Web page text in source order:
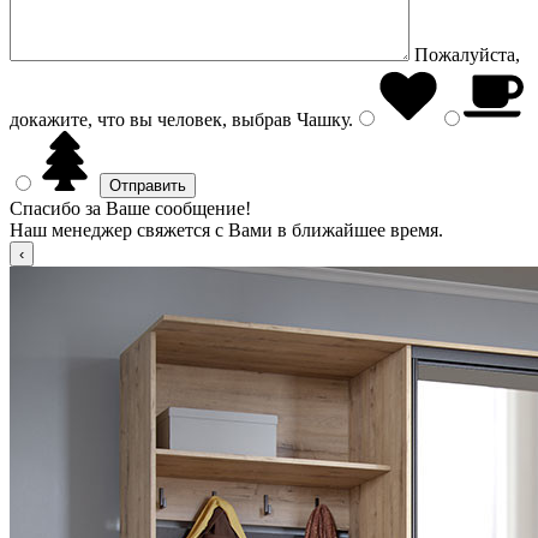
Пожалуйста,
докажите, что вы человек, выбрав Чашку.
Спасибо за Ваше сообщение!
Наш менеджер свяжется с Вами в ближайшее время.